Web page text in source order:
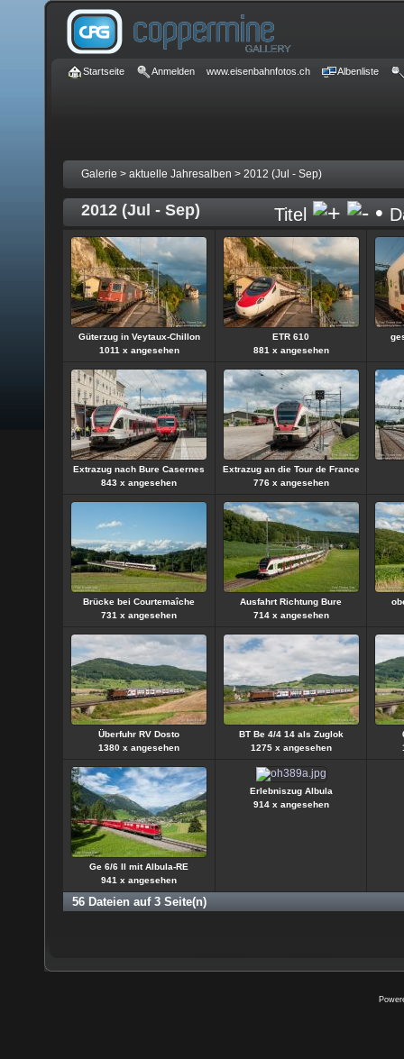
Startseite Anmelden www.eisenbahnfotos.ch Albenliste
Galerie > aktuelle Jahresalben > 2012 (Jul - Sep)
2012 (Jul - Sep) Titel •
Güterzug in Veytaux-Chillon
1011 x angesehen
ETR 610
881 x angesehen
Extrazug nach Bure Casernes
843 x angesehen
Extrazug an die Tour de France
776 x angesehen
Brücke bei Courtemaîche
731 x angesehen
Ausfahrt Richtung Bure
714 x angesehen
Überfuhr RV Dosto
1380 x angesehen
BT Be 4/4 14 als Zuglok
1275 x angesehen
Ge 6/6 II mit Albula-RE
941 x angesehen
Erlebniszug Albula
914 x angesehen
56 Dateien auf 3 Seite(n)